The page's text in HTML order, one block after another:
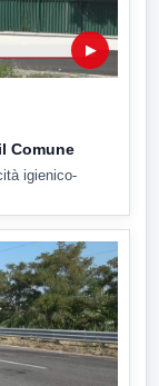
▶
Comune
igienico-